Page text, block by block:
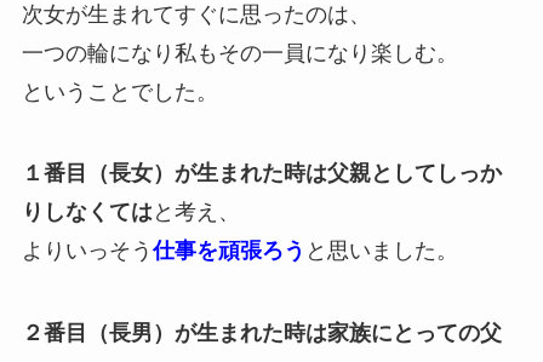
次女が生まれてすぐに思ったのは、
一つの輪になり私もその一員になり楽しむ。
ということでした。
１番目（長女）が生まれた時は父親としてしっか
りしなくてはと考え、
よりいっそう仕事を頑張ろう と思いました。
２番目（長男）が生まれた時は家族にとっての父